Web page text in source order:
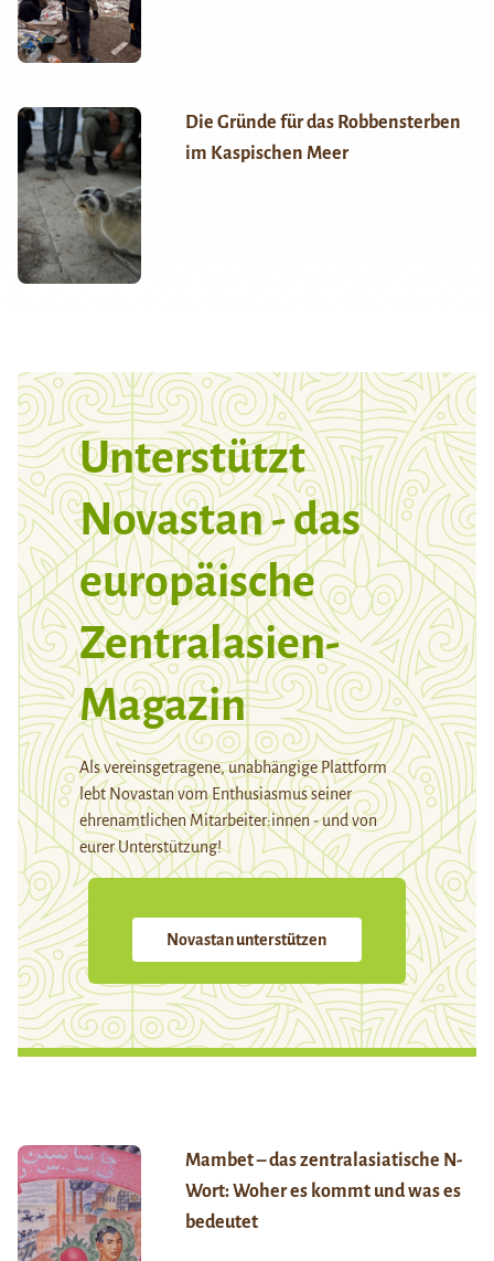
Die Gründe für das Robbensterben
im Kaspischen Meer
Unterstützt
Novastan - das
europäische
Zentralasien-
Magazin
Als vereinsgetragene, unabhängige Plattform
lebt Novastan vom Enthusiasmus seiner
ehrenamtlichen Mitarbeiter:innen - und von
eurer Unterstützung!
Novastan unterstützen
Mambet – das zentralasiatische N-
Wort: Woher es kommt und was es
bedeutet